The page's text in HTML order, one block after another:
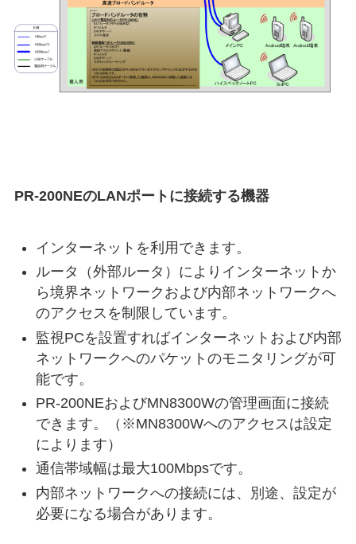
PR-200NEのLANポートに接続する機器
インターネットを利用できます。
ルータ（外部ルータ）によりインターネットか
ら境界ネットワークおよび内部ネットワークへ
のアクセスを制限しています。
監視PCを設置すればインターネットおよび内部
ネットワークへのパケットのモニタリングが可
能です。
PR-200NEおよびMN8300Wの管理画面に接続
できます。（※MN8300Wへのアクセスは設定
によります）
通信帯域幅は最大100Mbpsです。
内部ネットワークへの接続には、別途、設定が
必要になる場合があります。